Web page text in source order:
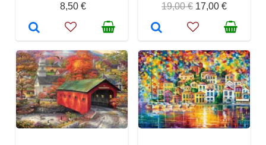
8,50 €
19,00 € 17,00 €